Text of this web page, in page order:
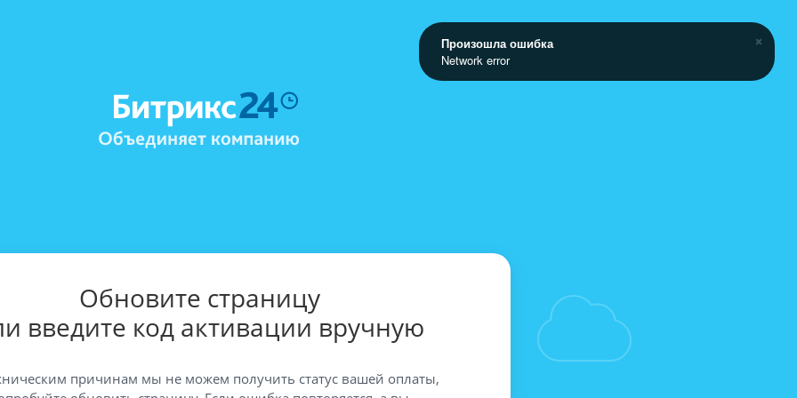
Обновите страницу
введите код активации вручную
причинам мы не можем получить статус вашей оплаты,
Произошла ошибка
Network error